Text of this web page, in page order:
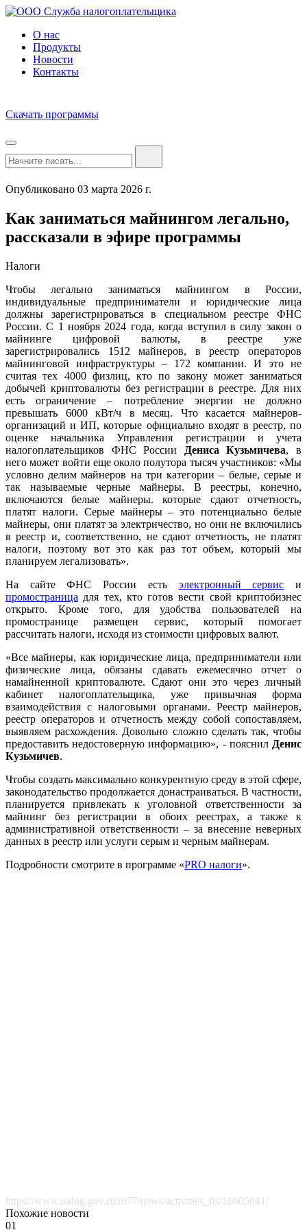
О нас
Продукты
Новости
Контакты
Скачать программы
Опубликовано 03 марта 2026 г.
Как заниматься майнингом легально,
рассказали в эфире программы
Налоги
Чтобы легально заниматься майнингом в России,
индивидуальные предприниматели и юридические лица
должны зарегистрироваться в специальном реестре ФНС
России. С 1 ноября 2024 года, когда вступил в силу закон о
майнинге цифровой валюты, в реестре уже
зарегистрировались 1512 майнеров, в реестр операторов
майнинговой инфраструктуры – 172 компании. И это не
считая тех 4000 физлиц, кто по закону может заниматься
добычей криптовалюты без регистрации в реестре. Для них
есть ограничение – потребление энергии не должно
превышать 6000 кВт/ч в месяц. Что касается майнеров-
организаций и ИП, которые официально входят в реестр, по
оценке начальника Управления регистрации и учета
налогоплательщиков ФНС России
Дениса Кузьмичева, в
него может войти еще около полутора тысяч участников: «Мы
условно делим майнеров на три категории – белые, серые и
так называемые черные майнеры. В реестры, конечно,
включаются белые майнеры. которые сдают отчетность,
платят налоги. Серые майнеры – это потенциально белые
майнеры, они платят за электричество, но они не включились
в реестр и, соответственно, не сдают отчетность, не платят
налоги, поэтому вот это как раз тот объем, который мы
планируем легализовать».
На сайте ФНС России есть электронный сервис и
промостраница для тех, кто готов вести свой криптобизнес
открыто. Кроме того, для удобства пользователей на
промостранице размещен сервис, который помогает
рассчитать налоги, исходя из стоимости цифровых валют.
«Все майнеры, как юридические лица, предприниматели или
физические лица, обязаны сдавать ежемесячно отчет о
намайненной криптовалюте. Сдают они это через личный
кабинет налогоплательщика, уже привычная форма
взаимодействия с налоговыми органами. Реестр майнеров,
реестр операторов и отчетность между собой сопоставляем,
выявляем расхождения. Довольно сложно сделать так, чтобы
предоставить недостоверную информацию», - пояснил Денис
Кузьмичев.
Чтобы создать максимально конкурентную среду в этой сфере,
законодательство продолжается донастраиваться. В частности,
планируется привлекать к уголовной ответственности за
майнинг без регистрации в обоих реестрах, а также к
административной ответственности – за внесение неверных
данных в реестр или услуги серым и черным майнерам.
Подробности смотрите в программе «PRO налоги».
https://www.nalog.gov.ru/rn77/news/activities_fts/16605641/
Похожие новости
01